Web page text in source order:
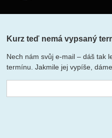
Kurz teď nemá vypsaný
Nech nám svůj e-mail – dáš tak
termínu. Jakmile jej vypíše,